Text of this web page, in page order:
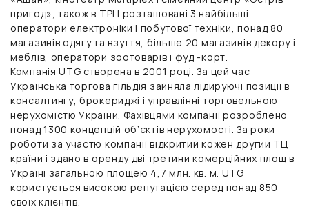
пригод», також в ТРЦ розташовані 3 найбільші
оператори електроніки і побутової техніки, понад 80
магазинів одягу та взуття, більше 20 магазинів декору і
меблів, оператори зоотоварів і фуд -корт.
Компанія UTG створена в 2001 році. За цей час
Українська торгова гільдія зайняла лідируючі позиції в
консалтингу, брокериджі і управлінні торговельною
нерухомістю України. Фахівцями компанії розроблено
понад 1300 концепцій об’єктів нерухомості. За роки
роботи за участю компанії відкритий кожен другий ТЦ
країни і здано в оренду дві третини комерційних площ в
Україні загальною площею 4,7 млн. кв. м. UTG
користується високою репутацією серед понад 850
своїх клієнтів.